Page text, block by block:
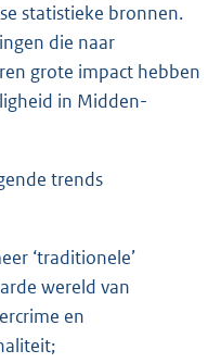
e
l
i
n
statistieke bronnen.
die naar
grote impact hebben
in Midden-
trends
‘traditionele’
wereld van
en